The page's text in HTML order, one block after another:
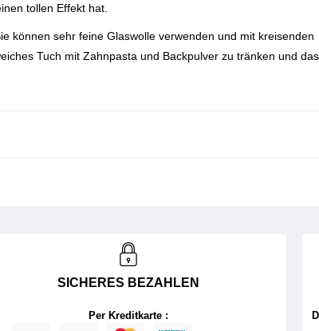
tollen Effekt hat.
können sehr feine Glaswolle verwenden und mit kreisenden
Tuch mit Zahnpasta und Backpulver zu tränken und
SICHERES BEZAHLEN
Per Kreditkarte :